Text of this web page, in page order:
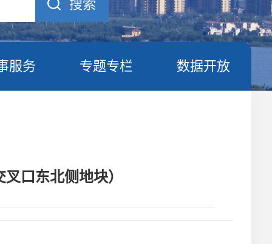
服务 专题专栏 数据开放
口东北侧地块）